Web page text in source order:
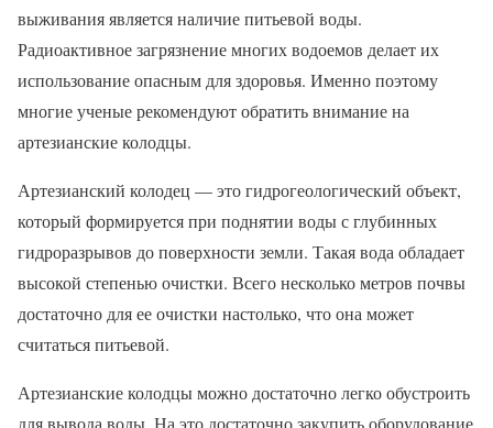
выживания является наличие питьевой воды.
Радиоактивное загрязнение многих водоемов делает их
использование опасным для здоровья. Именно поэтому
многие ученые рекомендуют обратить внимание на
артезианские колодцы.
Артезианский колодец — это гидрогеологический объект,
который формируется при поднятии воды с глубинных
гидроразрывов до поверхности земли. Такая вода обладает
высокой степенью очистки. Всего несколько метров почвы
достаточно для ее очистки настолько, что она может
считаться питьевой.
Артезианские колодцы можно достаточно легко обустроить
для вывода воды. На это достаточно закупить оборудование